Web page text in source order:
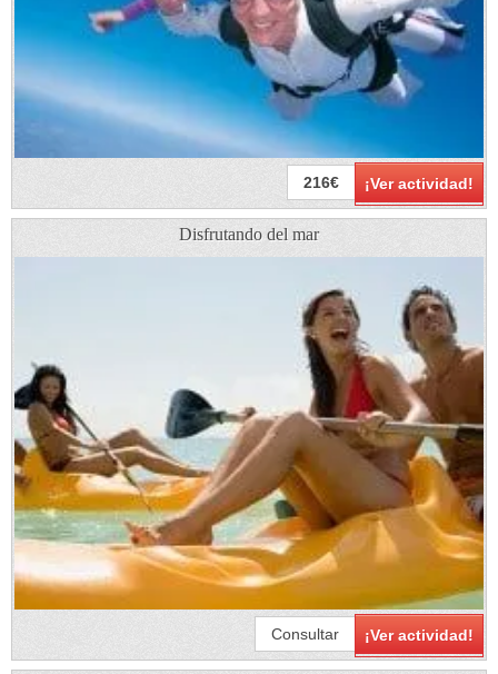
¡Ver actividad!
216€
Disfrutando del mar
¡Ver actividad!
Consultar